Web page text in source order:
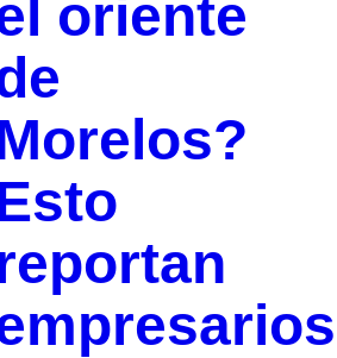
oriente